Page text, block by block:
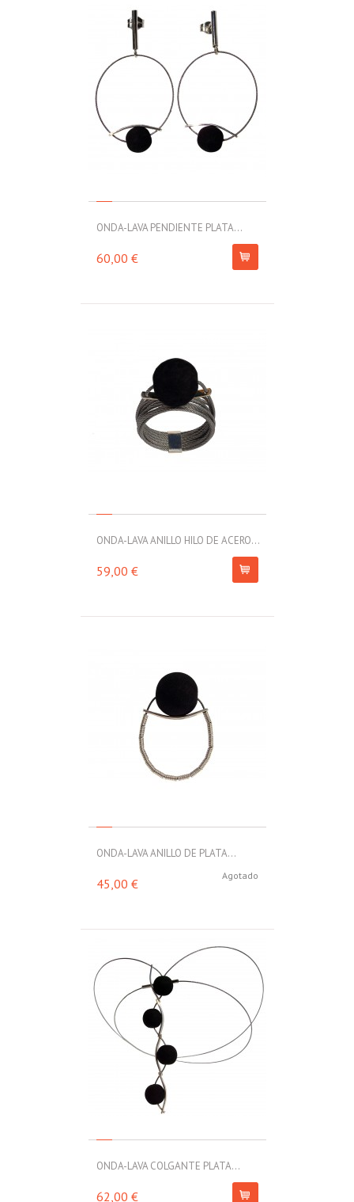
ONDA-LAVA PENDIENTE PLATA...
60,00 €
ONDA-LAVA ANILLO HILO DE ACERO...
59,00 €
ONDA-LAVA ANILLO DE PLATA...
Agotado
45,00 €
ONDA-LAVA COLGANTE PLATA...
62,00 €